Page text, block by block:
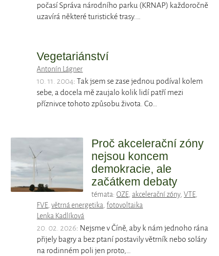
počasí Správa národního parku (KRNAP) každoročně
uzavírá některé turistické trasy.…
Vegetariánství
Antonín Lágner
10. 11. 2004: Tak jsem se zase jednou podíval kolem
sebe, a docela mě zaujalo kolik lidí patří mezi
příznivce tohoto způsobu života. Co…
Proč akcelerační zóny
nejsou koncem
demokracie, ale
začátkem debaty
témata: OZE, akcelerační zóny, VTE,
FVE,větrná energetika,fotovoltaika
Lenka Kadlíková
20. 02. 2026: Nejsme v Číně, aby k nám jednoho rána
přijely bagry a bez ptaní postavily větrník nebo soláry
na rodinném poli jen proto,…